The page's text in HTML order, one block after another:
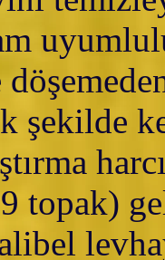
şekilde
topak)